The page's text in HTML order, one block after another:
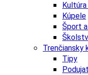
Kúpele
Šport
Trenčiansky
Tipy